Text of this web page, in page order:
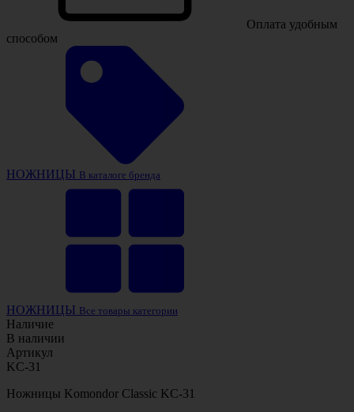
Оплата удобным
способом
НОЖНИЦЫ В каталоге бренда
НОЖНИЦЫ Все товары категории
Наличие
В наличии
Артикул
KC-31
Ножницы Komondor Classic KC-31